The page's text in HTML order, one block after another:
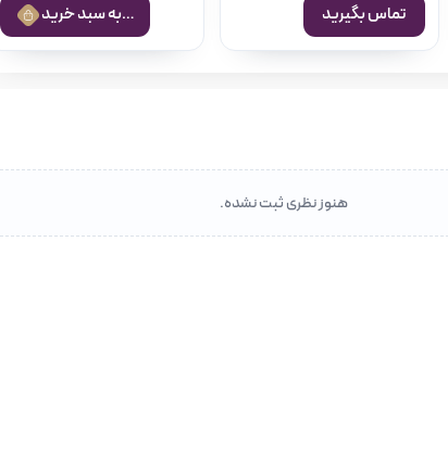
تماس بگیرید افزودن به سبد خرید
هنوز نظری ثبت نشده.